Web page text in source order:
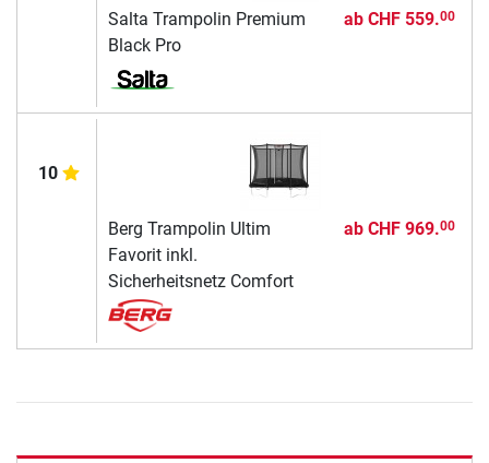
Salta Trampolin Premium
Black Pro
ab CHF 559.00
10
Berg Trampolin Ultim
Favorit inkl.
Sicherheitsnetz Comfort
ab CHF 969.00